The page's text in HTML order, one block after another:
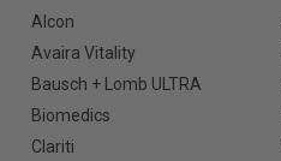
Alcon
Avaira Vitality
Bausch + Lomb ULTRA
Biomedics
Clariti